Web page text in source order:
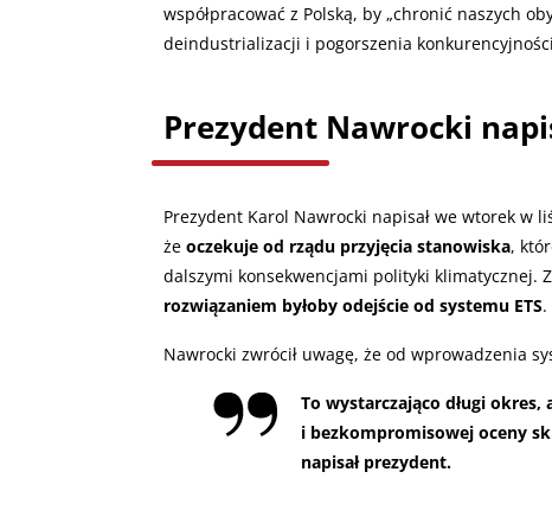
współpracować z Polską, by „chronić naszych
deindustrializacji i pogorszenia konkurencyjności
Prezydent Nawrocki
Prezydent Karol Nawrocki napisał we wtorek w
że oczekuje od rządu przyjęcia stanowiska,
dalszymi konsekwencjami polityki klimatycznej.
rozwiązaniem byłoby odejście od systemu ETS.
Nawrocki zwrócił uwagę, że od wprowadzenia
To wystarczająco długi
i bezkompromisowej oceny
napisał prezydent.